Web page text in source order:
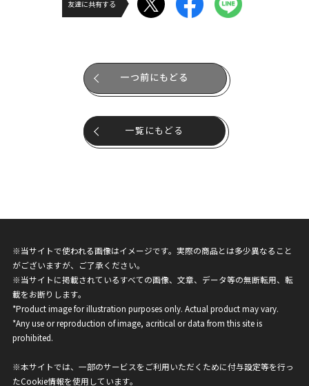
友達に共有する
一つ前にもどる
一覧にもどる
※当サイトで使われる画像はイメージです。実際の商品とは多少異なること
がございますが、ご了承ください。
※当サイトに掲載されているすべての画像、文章、データ等の無断転用、転
載をお断りします。
*Product image for illustration purposes only. Actual product may vary.
*Any use or reproduction of image, acritical or data from this site is
prohibited.
※本サイトでは、一部のサービスをご利用いただくために付与設定等を行っ
たCookie情報を使用しています。